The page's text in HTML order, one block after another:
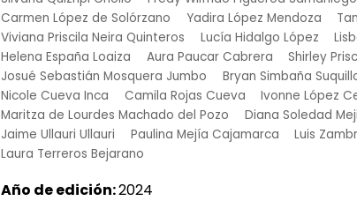
Carmen López de Solórzano
Yadira López Mendoza
Viviana Priscila Neira Quinteros
Lucía Hidalgo López
Helena España Loaiza
Aura Paucar Cabrera
Shirley
Josué Sebastián Mosquera Jumbo
Bryan Simbaña
Nicole Cueva Inca
Camila Rojas Cueva Ivonne López
Maritza de Lourdes Machado del Pozo
Diana Soledad
Jaime Ullauri Ullauri
Paulina Mejía Cajamarca Luis
Laura Terreros Bejarano
Año de edición:2024